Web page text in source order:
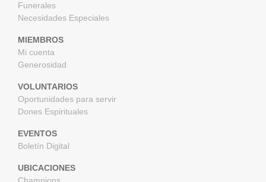
Funerales
Necesidades Especiales
MIEMBROS
Mi cuenta
Generosidad
VOLUNTARIOS
Oportunidades para servir
Dones Espirituales
EVENTOS
Boletín Digital
UBICACIONES